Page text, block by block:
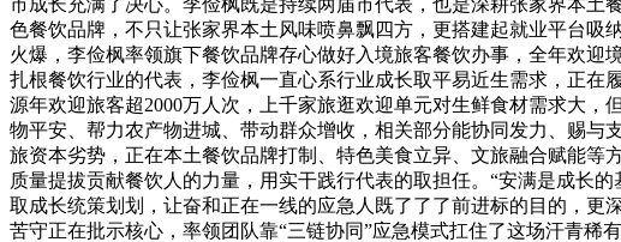
色餐饮品牌，不只让张家界本土风味喷鼻飘四方，更搭建起就业平台吸
火爆，李俭枫率领旗下餐饮品牌存心做好入境旅客餐饮办事，全年欢
扎根餐饮行业的代表，李俭枫一直心系行业成长取平易近生需求，正
源年欢迎旅客超2000万人次，上千家旅逛欢迎单元对生鲜食材需求大
物平安、帮力农产物进城、带动群众增收，相关部分能协同发力、赐
旅资本劣势，正在本土餐饮品牌打制、特色美食立异、文旅融合赋能
质量提拔贡献餐饮人的力量，用实干践行代表的取担任。“安满是成长
取成长统策划划，让奋和正在一线的应急人既了了了前进标的目的，更
苦守正在批示核心，率领团队靠“三链协同”应急模式扛住了这场汗青